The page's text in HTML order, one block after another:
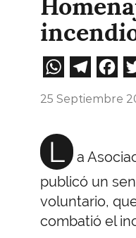
25 Septiembre
L
a
publicó un
voluntario,
combatió el